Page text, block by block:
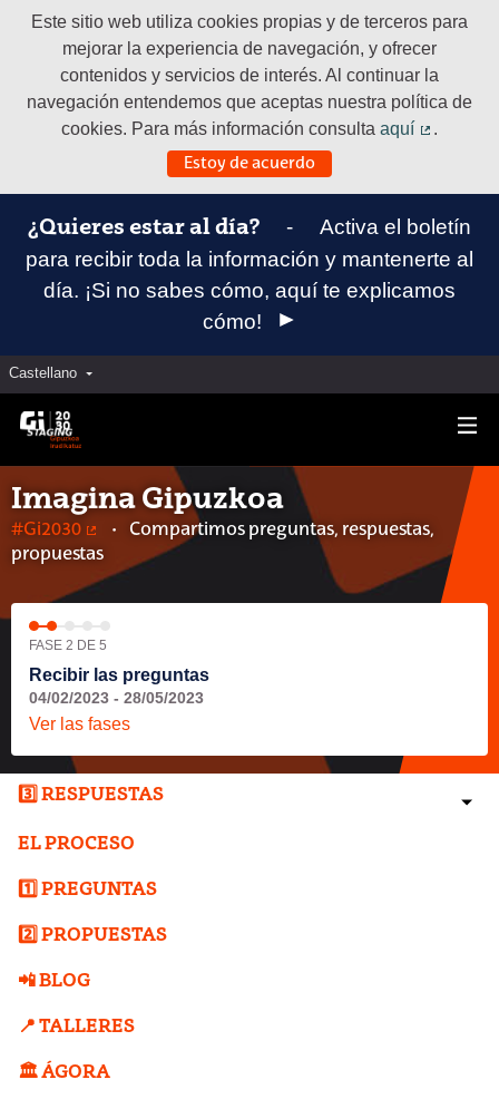
Este sitio web utiliza cookies propias y de terceros para
mejorar la experiencia de navegación, y ofrecer
contenidos y servicios de interés. Al continuar la
navegación entendemos que aceptas nuestra política de
cookies. Para más información consultaaquí
.
Estoy de acuerdo
¿Quieres estar al día? -
Activa el boletín
para recibir toda la información y mantenerte al
día. ¡Si no sabes cómo, aquí te explicamos
cómo!
Castellano Elegir el idioma
Imagina Gipuzkoa
#Gi2030
(Enlace externo)
Compartimos preguntas, respuestas,
propuestas
FASE 2 DE 5
Recibir las preguntas
04/02/2023 - 28/05/2023
Ver las fases
3️⃣ RESPUESTAS
EL PROCESO
1️⃣ PREGUNTAS
2️⃣ PROPUESTAS
📲 BLOG
📍 TALLERES
🏛️ ÁGORA